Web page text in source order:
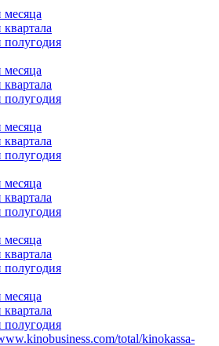
полугодия
полугодия
полугодия
полугодия
полугодия
полугодия
total/kinokassa-